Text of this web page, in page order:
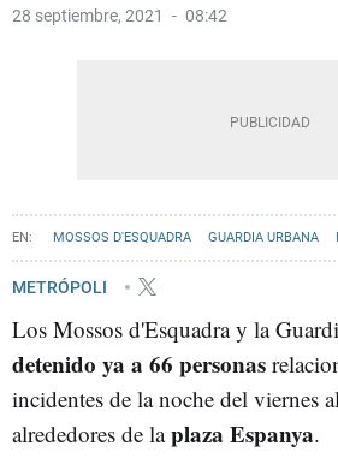
28 septiembre, 2021 08:42
MOSSOS D'ESQUADRA GUARDIA URBANA
POBLE-SEC VANDALISMO
METRÓPOLI
Los Mossos d'Esquadra y la
detenido ya a 66 personas
incidentes de la noche del viernes
alrededores de laplaza Espanya.